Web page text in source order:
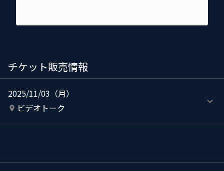
チケット販売情報
2025/11/03（月）
ビデオトーク